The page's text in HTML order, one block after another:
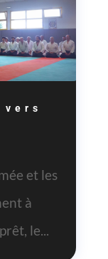
et les
à
le...